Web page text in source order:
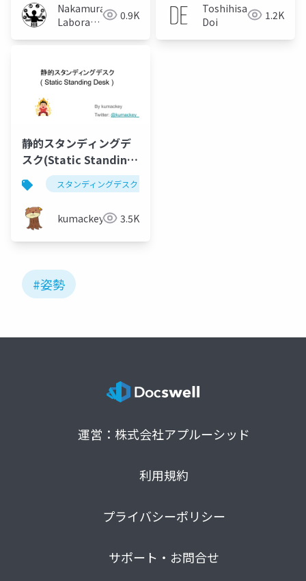
Nakamura
Laboratory
0.9K
Toshihisa
Doi
1.2K
静的スタンディングデ
スク(Static Standing
Desk) スタンディングデスク
kumackey 3.5K
#姿勢
運営：株式会社アプルーシッド
利用規約
プライバシーポリシー
サポート・お問合せ